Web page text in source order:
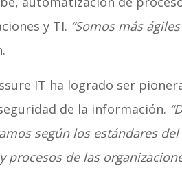
y TI. “Somos más
IT ha logrado ser
de la información.
según los estándares
de las